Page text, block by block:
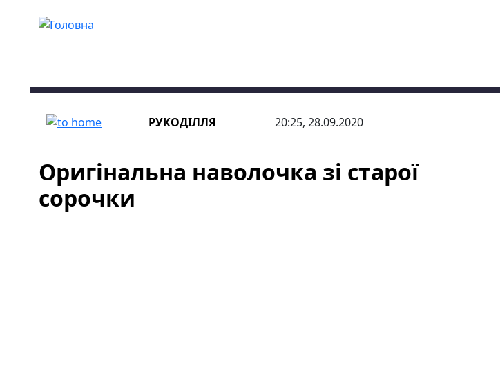
РУКОДІЛЛЯ 20:25, 28.09.2020
Оригінальна наволочка зі старої
сорочки